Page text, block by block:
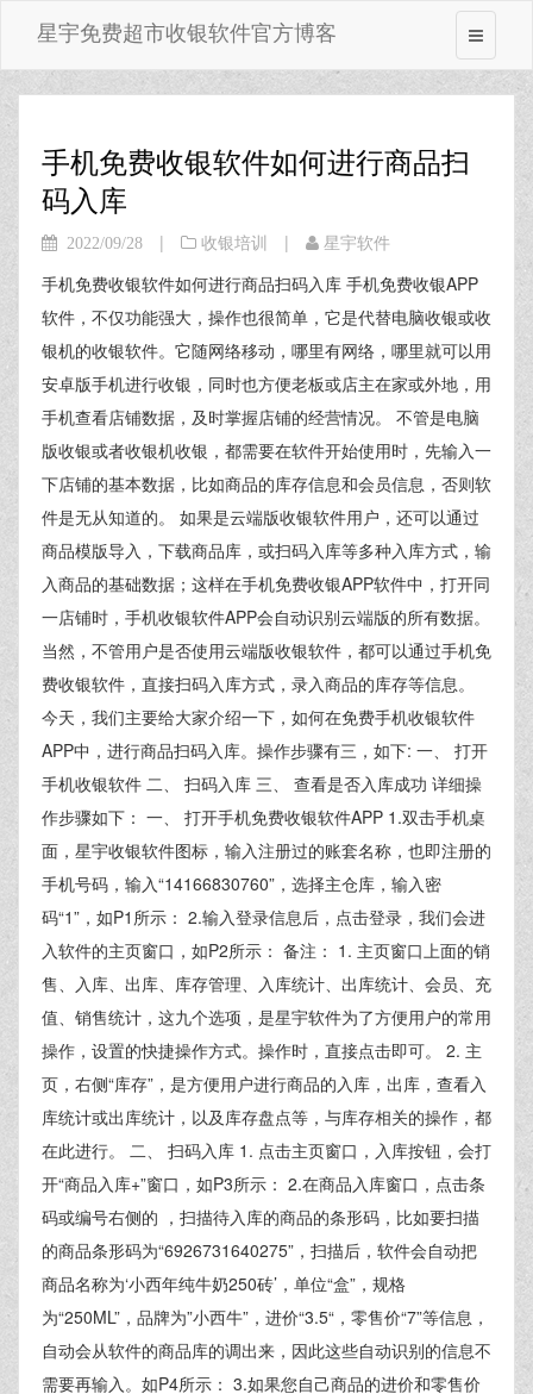
星宇免费超市收银软件官方博客
手机免费收银软件如何进行商品扫
码入库
2022/09/28 | 收银培训 | 星宇软件
手机免费收银软件如何进行商品扫码入库 手机免费收银APP
软件，不仅功能强大，操作也很简单，它是代替电脑收银或收
银机的收银软件。它随网络移动，哪里有网络，哪里就可以用
安卓版手机进行收银，同时也方便老板或店主在家或外地，用
手机查看店铺数据，及时掌握店铺的经营情况。 不管是电脑
版收银或者收银机收银，都需要在软件开始使用时，先输入一
下店铺的基本数据，比如商品的库存信息和会员信息，否则软
件是无从知道的。 如果是云端版收银软件用户，还可以通过
商品模版导入，下载商品库，或扫码入库等多种入库方式，输
入商品的基础数据；这样在手机免费收银APP软件中，打开同
一店铺时，手机收银软件APP会自动识别云端版的所有数据。
当然，不管用户是否使用云端版收银软件，都可以通过手机免
费收银软件，直接扫码入库方式，录入商品的库存等信息。
今天，我们主要给大家介绍一下，如何在免费手机收银软件
APP中，进行商品扫码入库。操作步骤有三，如下: 一、 打开
手机收银软件 二、 扫码入库 三、 查看是否入库成功 详细操
作步骤如下： 一、 打开手机免费收银软件APP 1.双击手机桌
面，星宇收银软件图标，输入注册过的账套名称，也即注册的
手机号码，输入“14166830760”，选择主仓库，输入密
码“1”，如P1所示： 2.输入登录信息后，点击登录，我们会进
入软件的主页窗口，如P2所示： 备注： 1. 主页窗口上面的销
售、入库、出库、库存管理、入库统计、出库统计、会员、充
值、销售统计，这九个选项，是星宇软件为了方便用户的常用
操作，设置的快捷操作方式。操作时，直接点击即可。 2. 主
页，右侧“库存”，是方便用户进行商品的入库，出库，查看入
库统计或出库统计，以及库存盘点等，与库存相关的操作，都
在此进行。 二、 扫码入库 1. 点击主页窗口，入库按钮，会打
开“商品入库+”窗口，如P3所示： 2.在商品入库窗口，点击条
码或编号右侧的 ，扫描待入库的商品的条形码，比如要扫描
的商品条形码为“6926731640275”，扫描后，软件会自动把
商品名称为‘小西年纯牛奶250砖’，单位“盒”，规格
为“250ML”，品牌为”小西牛”，进价“3.5“，零售价“7”等信息，
自动会从软件的商品库的调出来，因此这些自动识别的信息不
需要再输入。如P4所示： 3.如果您自己商品的进价和零售价